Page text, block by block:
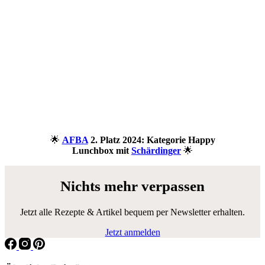
🌟 AFBA2. Platz 2024: Kategorie Happy
Lunchbox mit Schärdinger 🌟
Nichts mehr verpassen
Jetzt alle Rezepte & Artikel bequem per Newsletter erhalten.
Jetzt anmelden